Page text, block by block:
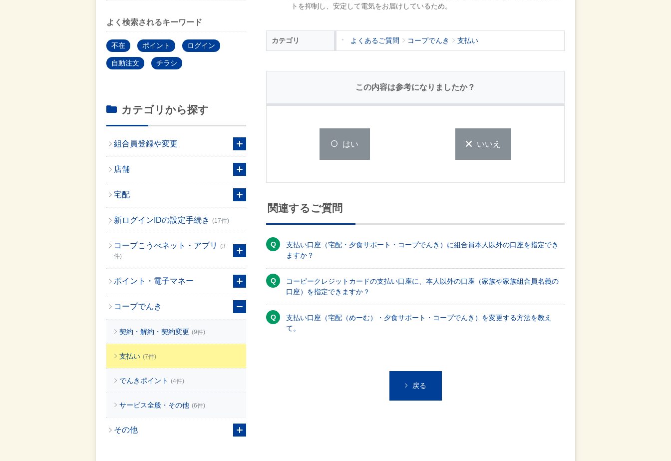
よく検索されるキーワード
不在 ポイント ログイン
自動注文 チラシ
カテゴリから探す
組合員登録や変更
店舗
宅配
新ログインIDの設定手続き (17件)
コープこうべネット・アプリ
(3
件)
ポイント・電子マネー
コープでんき
契約・解約・契約変更 (9件)
支払い (7件)
でんきポイント (4件)
サービス全般・その他 (6件)
その他
トを抑制し、安定して電気をお届けしているため。
カテゴリ よくあるご質問 コープでんき 支払い
この内容は参考になりましたか？
はい いいえ
関連するご質問
支払い口座（宅配・夕食サポート・コープでんき）に組合員本人以外の口座を指定でき
ますか？
コーピークレジットカードの支払い口座に、本人以外の口座（家族や家族組合員名義の
口座）を指定できますか？
支払い口座（宅配（めーむ）・夕食サポート・コープでんき）を変更する方法を教え
て。
戻る